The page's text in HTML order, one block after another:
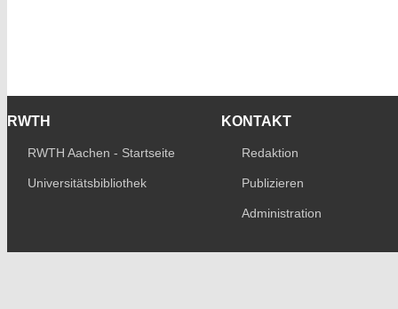
RWTH
RWTH Aachen - Startseite
Universitätsbibliothek
KONTAKT
Redaktion
Publizieren
Administration